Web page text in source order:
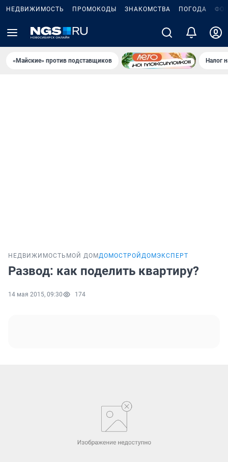
НЕДВИЖИМОСТЬ ПРОМОКОДЫ ЗНАКОМСТВА ПОГОДА
«Майские» против подставщиков Налог
НЕДВИЖИМОСТЬ МОЙ ДОМДОМОСТРОЙ ДОМЭКСПЕРТ
Развод: как поделить квартиру?
14 мая 2015, 09:30 174